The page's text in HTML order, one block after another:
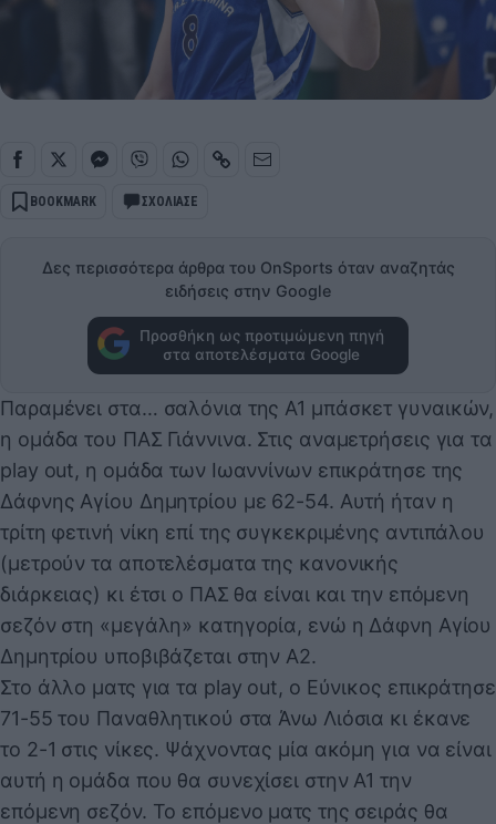
BOOKMARK ΣΧΟΛΙΑΣΕ
Δες περισσότερα άρθρα του OnSports όταν αναζητάς
ειδήσεις στην Google
Προσθήκη ως προτιμώμενη πηγή
στα αποτελέσματα Google
Παραμένει στα… σαλόνια της Α1 μπάσκετ γυναικών,
η ομάδα του ΠΑΣ Γιάννινα. Στις αναμετρήσεις για τα
play out, η ομάδα των Ιωαννίνων επικράτησε της
Δάφνης Αγίου Δημητρίου με 62-54. Αυτή ήταν η
τρίτη φετινή νίκη επί της συγκεκριμένης αντιπάλου
(μετρούν τα αποτελέσματα της κανονικής
διάρκειας) κι έτσι ο ΠΑΣ θα είναι και την επόμενη
σεζόν στη «μεγάλη» κατηγορία, ενώ η Δάφνη Αγίου
Δημητρίου υποβιβάζεται στην Α2.
Στο άλλο ματς για τα play out, ο Εύνικος επικράτησε
71-55 του Παναθλητικού στα Άνω Λιόσια κι έκανε
το 2-1 στις νίκες. Ψάχνοντας μία ακόμη για να είναι
αυτή η ομάδα που θα συνεχίσει στην Α1 την
επόμενη σεζόν. Το επόμενο ματς της σειράς θα